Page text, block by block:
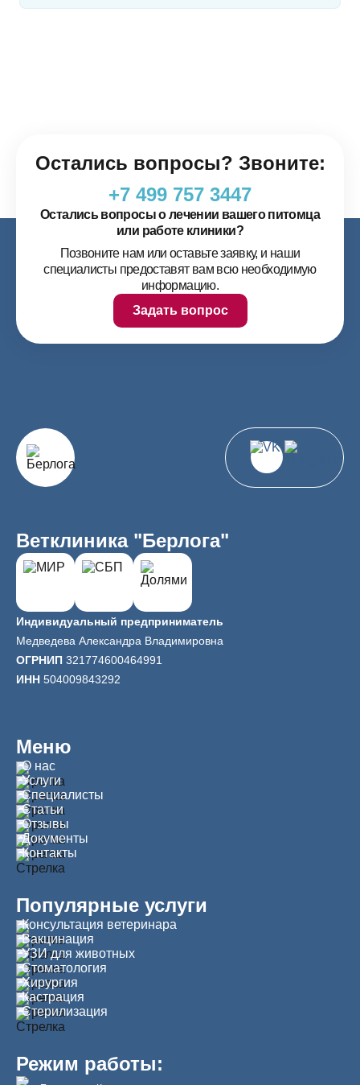
Остались вопросы? Звоните:
+7 499 757 3447
Остались вопросы о лечении вашего питомца
или работе клиники?
Позвоните нам или оставьте заявку, и наши
специалисты предоставят вам всю необходимую
информацию.
Задать вопрос
Ветклиника "Берлога"
Индивидуальный предприниматель
Медведева Александра Владимировна
ОГРНИП 321774600464991
ИНН 504009843292
Меню
О нас
Услуги
Специалисты
Статьи
Отзывы
Документы
Контакты
Популярные услуги
Консультация ветеринара
Вакцинация
УЗИ для животных
Стоматология
Хирургия
Кастрация
Стерилизация
Режим работы: